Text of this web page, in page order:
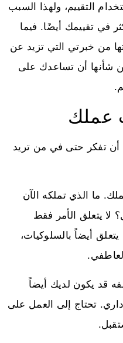
التقييم، ولهذا السبب
في تقييمك أيضًا. فيما
من خبرتي التي تزيد عن
شأنها أن تساعدك على
عملك
أن تفكر حتى في من تريد
ما الذي تملكه الآن
لا يتعلق الأمر فقط
أيضاً بالسلوكيات،
قد يكون لديك أيضاً
تحتاج إلى العمل على